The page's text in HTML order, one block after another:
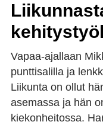
Vapaa-ajallaan
punttisalilla ja
Liikunta on ollut
asemassa ja hän
kiekonheitossa.